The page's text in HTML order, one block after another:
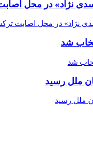
نژاد» در محل
شد
ملل رسید